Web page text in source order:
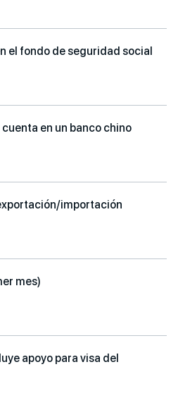
el fondo de seguridad social
en un banco chino
importación
mes)
apoyo para visa del